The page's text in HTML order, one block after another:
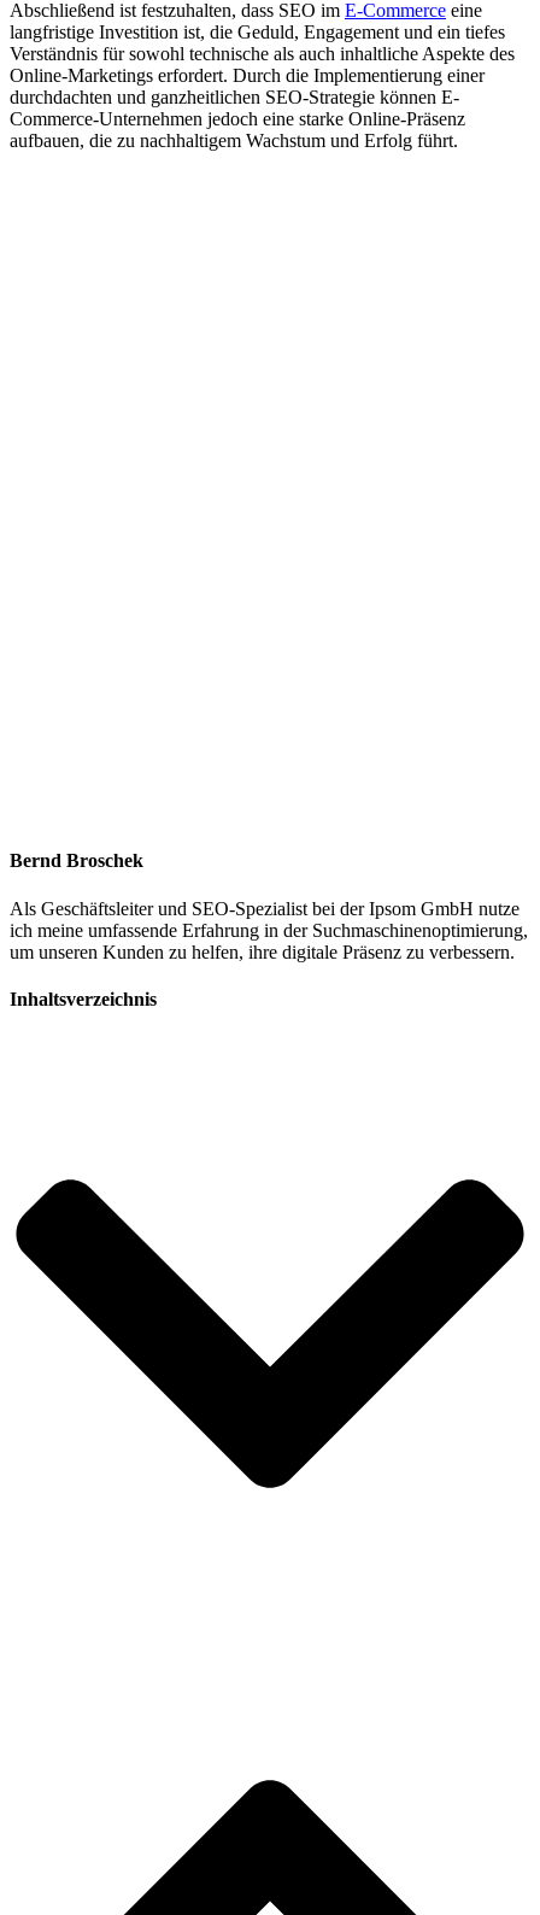
Abschließend ist festzuhalten, dass SEO im E-Commerce eine
langfristige Investition ist, die Geduld, Engagement und ein tiefes
Verständnis für sowohl technische als auch inhaltliche Aspekte des
Online-Marketings erfordert. Durch die Implementierung einer
durchdachten und ganzheitlichen SEO-Strategie können E-
Commerce-Unternehmen jedoch eine starke Online-Präsenz
aufbauen, die zu nachhaltigem Wachstum und Erfolg führt.
Bernd Broschek
Als Geschäftsleiter und SEO-Spezialist bei der Ipsom GmbH nutze
ich meine umfassende Erfahrung in der Suchmaschinenoptimierung,
um unseren Kunden zu helfen, ihre digitale Präsenz zu verbessern.
Inhaltsverzeichnis